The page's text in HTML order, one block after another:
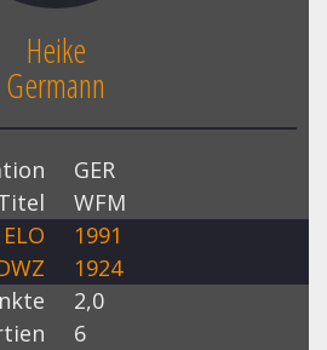
Heike
Germann
GER
WFM
ELO
1991
1924
2,0
6